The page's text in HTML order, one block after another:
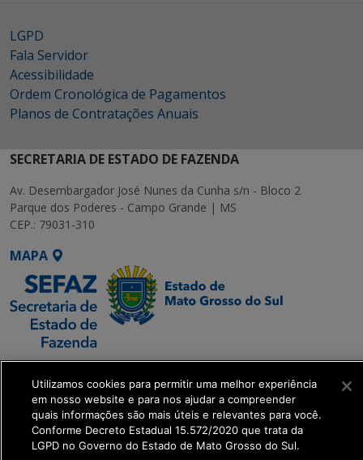
LGPD
Fala Servidor
Acessibilidade
Ordem Cronológica de Pagamentos
Planos de Contratações Anuais
SECRETARIA DE ESTADO DE FAZENDA
Av. Desembargador José Nunes da Cunha s/n - Bloco 2
Parque dos Poderes - Campo Grande | MS
CEP.: 79031-310
MAPA
SETDIG | Secretaria-
Executiva de
Transformação Digital
get_footer();
Utilizamos cookies para permitir uma melhor experiência
em nosso website e para nos ajudar a compreender
quais informações são mais úteis e relevantes para você.
Conforme Decreto Estadual 15.572/2020 que trata da
LGPD no Governo do Estado de Mato Grosso do Sul.